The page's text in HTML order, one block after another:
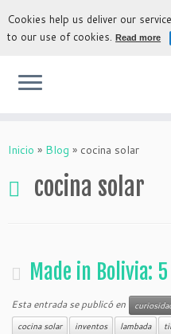
La experiencia más
Inicio » Blog » cocina solar
cocina solar
Made in Bolivia:
Esta entrada se publicó en
cocina solar
inventos lambada
Cookies help us deliver our
to our use of cookies.Read more